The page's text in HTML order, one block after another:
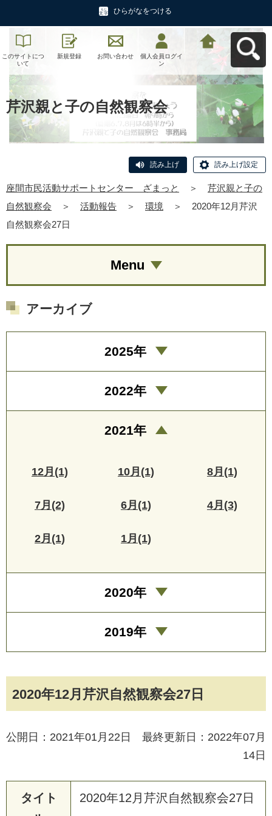
ひらがなをつける
このサイトにつ
いて
新規登録 お問い合わせ
個人会員ログイ
ン
座間市民活動サ
戻る
芹沢親と子の自然観察会
読み上げ 読み上げ設定
座間市民活動サポートセンター ざまっと ＞
芹沢親と子の
自然観察会
＞ 活動報告 ＞ 環境 ＞
2020年12月芹沢
自然観察会27日
2020年12月芹沢自然観察会27日
公開日：2021年01月22日 最終更新日：2022年07月
14日
タイト
2020年12月芹沢自然観察会27日
Menu
アーカイブ
2025年
2022年
2021年
12月(1) 10月(1) 8月(1)
7月(2) 6月(1) 4月(3)
2月(1) 1月(1)
2020年
2019年